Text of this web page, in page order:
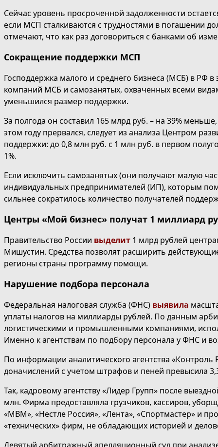
Сейчас уровень просроченной задолженности
если МСП сталкиваются с трудностями в погашении
отмечают, что как раз договориться с банками об
Сокращение поддержки МСП
Господдержка малого и среднего бизнеса (МСБ) в РФ в
компаний МСБ и самозанятых, охваченных всеми
уменьшился размер поддержки.
За полгода он составил 165 млрд руб. – на 39%
этом году прервался, следует из анализа Центром
поддержки: до 0,8 млн руб. с 1 млн руб. в первом
1%.
Если исключить самозанятых (они получают малую
индивидуальных предпринимателей (ИП), которым
сильнее сократилось количество получателей
Центры «Мой бизнес» получат 1 миллиард
Правительство России выделит 1 млрд рублей
Мишустин. Средства позволят расширить
регионы страны программу помощи.
Нарушение подбора персонала
Федеральная налоговая служба (ФНС) выявила
уплаты налогов на миллиарды рублей. По данным
логистическими и промышленными компаниями,
Именно к агентствам по подбору персонала у ФНС и
По информации аналитического агентства
доначислений с учетом штрафов и пеней превысила
Так, кадровому агентству «Лидер Групп» после
млн. Фирма предоставляла грузчиков, кассиров,
«МВМ», «Нестле Россия», «Лента», «Спортмастер» и
«технических» фирм, не обладающих историей и